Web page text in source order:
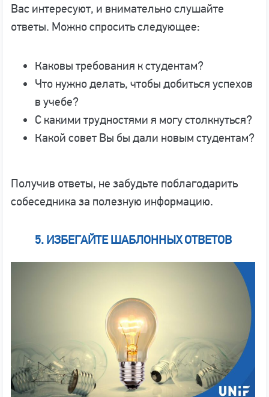
Вас интересуют, и внимательно слушайте
ответы. Можно спросить следующее:
Каковы требования к студентам?
Что нужно делать, чтобы добиться успехов
в учебе?
С какими трудностями я могу столкнуться?
Какой совет Вы бы дали новым студентам?
Получив ответы, не забудьте поблагодарить
собеседника за полезную информацию.
5. ИЗБЕГАЙТЕ ШАБЛОННЫХ ОТВЕТОВ